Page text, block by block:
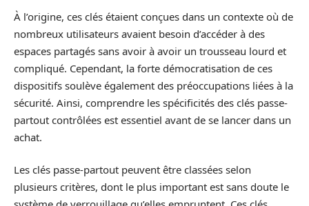
À l’origine, ces clés étaient conçues dans un contexte où de
nombreux utilisateurs avaient besoin d’accéder à des
espaces partagés sans avoir à avoir un trousseau lourd et
compliqué. Cependant, la forte démocratisation de ces
dispositifs soulève également des préoccupations liées à la
sécurité. Ainsi, comprendre les spécificités des clés passe-
partout contrôlées est essentiel avant de se lancer dans un
achat.
Les clés passe-partout peuvent être classées selon
plusieurs critères, dont le plus important est sans doute le